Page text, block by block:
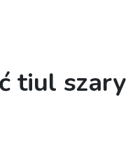
tiul szary